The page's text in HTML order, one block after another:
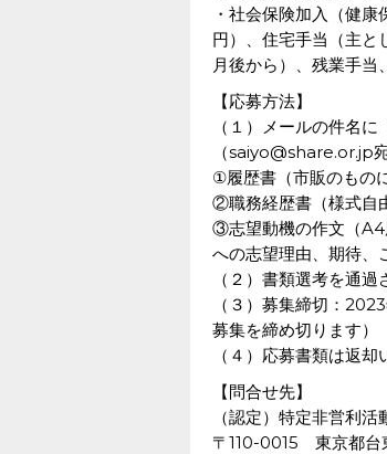
・社会保険加入（健
円）、住宅手当（主と
月後から）、残業手当
【応募方法】
（１）メールの件名
（saiyo@share.or.jp
①履歴書（市販のもの
②職務経歴書（様式自
③志望動機の作文（A4
への志望理由、期待、
（２）書類選考を通
（３）募集締切：
募集を締め切ります）
（４）応募書類は返
【問合せ先】
（認定）特定非営利
〒110-0015 東京都台